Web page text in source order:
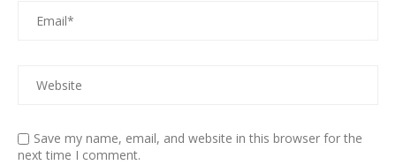
Save my name, email, and website in this browser for the
next time I comment.